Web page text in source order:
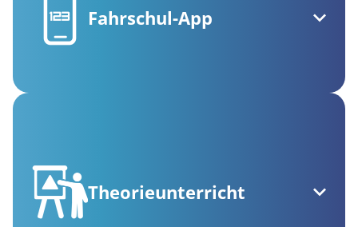
Fahrschul-App
Theorieunterricht